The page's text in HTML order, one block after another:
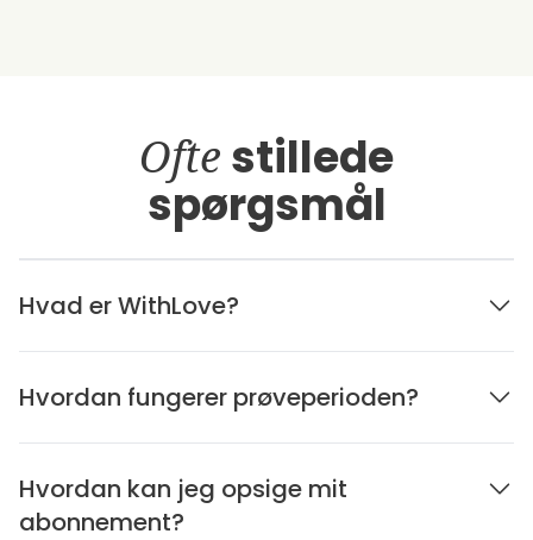
Ofte stillede
spørgsmål
Hvad er WithLove?
Hvordan fungerer prøveperioden?
Hvordan kan jeg opsige mit
abonnement?